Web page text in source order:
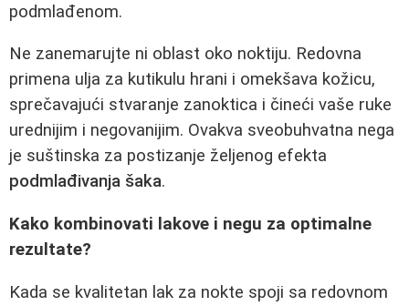
podmlađenom.
Ne zanemarujte ni oblast oko noktiju. Redovna
primena ulja za kutikulu hrani i omekšava kožicu,
sprečavajući stvaranje zanoktica i čineći vaše ruke
urednijim i negovanijim. Ovakva sveobuhvatna nega
je suštinska za postizanje željenog efekta
podmlađivanja šaka.
Kako kombinovati lakove i negu za optimalne
rezultate?
Kada se kvalitetan lak za nokte spoji sa redovnom